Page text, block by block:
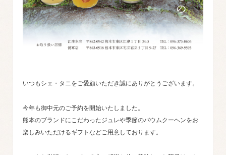
いつもシェ・タニをご愛顧いただき誠にありがとうございます。
今年も御中元のご予約を開始いたしました。
熊本のブランドにこだわったジュレや季節のバウムクーヘンをお
楽しみいただけるギフトなどご用意しております。